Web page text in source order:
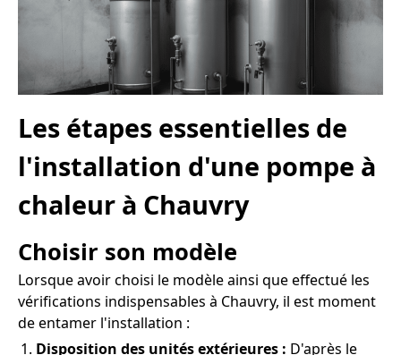
Les étapes essentielles de
l'installation d'une pompe à
chaleur à Chauvry
Choisir son modèle
Lorsque avoir choisi le modèle ainsi que effectué les
vérifications indispensables à Chauvry, il est moment
de entamer l'installation :
Disposition des unités extérieures : D'après le